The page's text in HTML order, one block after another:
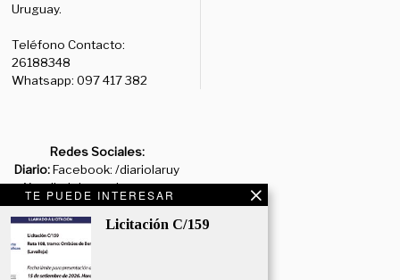
TE PUEDE INTERESAR
Licitación C/159
Uruguay.
Teléfono Contacto:
26188348
Whatsapp: 097 417 382
Redes Sociales:
Diario:Facebook: /diariolaruy
- X: @diariolaruy - Instagram:
@diariolar_uy
Departamento Comercial:
comercial@grupormultimedio.com